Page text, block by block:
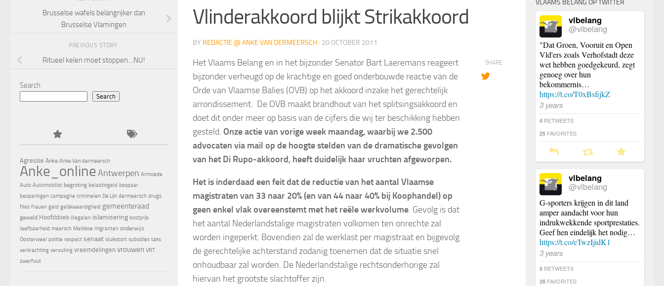
Vlinderakkoord blijkt Strikakkoord
BY REDACTIE @ ANKE VAN DERMEERSCH · 20 OCTOBER 2011
Het Vlaams Belang en in het bijzonder Senator Bart Laeremans reageert
bijzonder verheugd op de krachtige en goed onderbouwde reactie van de
Orde van Vlaamse Balies (OVB) op het akkoord inzake het gerechtelijk
arrondissement. De OVB maakt brandhout van het splitsingsakkoord en
doet dit onder meer op basis van de cijfers die wij ter beschikking hebben
gesteld. Onze actie van vorige week maandag, waarbij we 2.500
advocaten via mail op de hoogte stelden van de dramatische gevolgen
van het Di Rupo-akkoord, heeft duidelijk haar vruchten afgeworpen.
Het is inderdaad een feit dat de reductie van het aantal Vlaamse
magistraten van 33 naar 20% (en van 44 naar 40% bij Koophandel) op
geen enkel vlak overeenstemt met het reële werkvolume. Gevolg is dat
het aantal Nederlandstalige magistraten volkomen ten onrechte zal
worden ingeperkt. Bovendien zal de werklast per magistraat en bijgevolg
de gerechtelijke achterstand zodanig toenemen dat de situatie snel
onhoudbaar zal worden. De Nederlandstalige rechtsonderhorige zal
hiervan het grootste slachtoffer zijn.
SHARE
Brusselse wafels belangrijker dan
Brusselse Vlamingen
PREVIOUS STORY
Ritueel kelen moet stoppen…NU!
Search
Search
Agressie Anke Anke Van dermeersch
Anke_onlineAntwerpen Armoede
Auto Automobilist begroting belastingeld bespaar
besparingen campagne criminelen De Lijn dermeersch drugs
files frauen geld gelijkwaardigheid gemeenteraad
geweld Hoofddoek illegalen islamisering kostprijs
leefbaarheid meersch Melkkoe migranten onderwijs
Oosterweel politie respect senaat sluikstort subsidies taks
verkrachting vervuiling vreemdelingen vrouwen VRT
zwerfvuil
VLAAMS BELANG OP TWITTER
vlbelang
@vlbelang
"Dat Groen, Vooruit en Open
Vld'ers zoals Verhofstadt deze
wet hebben goedgekeurd, zegt
genoeg over hun
bekommernis…
https://t.co/T0xBsfijkZ
3 years
4 RETWEETS
25 FAVORITES
vlbelang
@vlbelang
G-sporters krijgen in dit land
amper aandacht voor hun
indrukwekkende sportprestaties.
Geef hen eindelijk het nodig…
https://t.co/eTwzIjidK1
3 years
5 RETWEETS
28 FAVORITES